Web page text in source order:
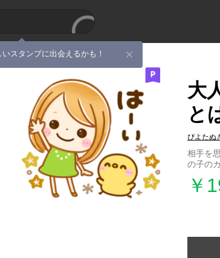
スタンプに出会えるかも！
大
と
ぴよたぬ
相手を
の子の
￥